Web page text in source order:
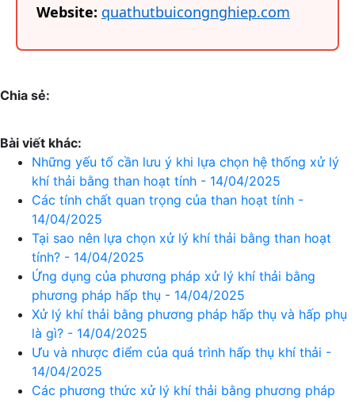
Website: quathutbuicongnghiep.com
Chia sẻ:
Bài viết khác:
Những yếu tố cần lưu ý khi lựa chọn hệ thống xử lý
khí thải bằng than hoạt tính - 14/04/2025
Các tính chất quan trọng của than hoạt tính -
14/04/2025
Tại sao nên lựa chọn xử lý khí thải bằng than hoạt
tính? - 14/04/2025
Ứng dụng của phương pháp xử lý khí thải bằng
phương pháp hấp thụ - 14/04/2025
Xử lý khí thải bằng phương pháp hấp thụ và hấp phụ
là gì? - 14/04/2025
Ưu và nhược điểm của quá trình hấp thụ khí thải -
14/04/2025
Các phương thức xử lý khí thải bằng phương pháp